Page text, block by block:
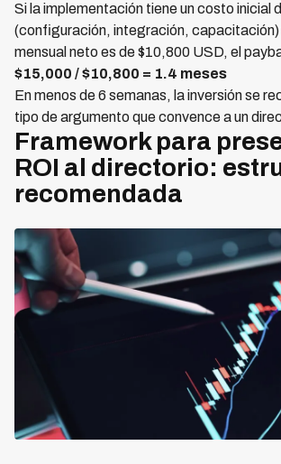
Si la implementación tiene un costo inicial
(configuración, integración, capacitación)
mensual neto es de $10,800 USD, el
$15,000 / $10,800 = 1.4 meses
En menos de 6 semanas, la inversión se
tipo de argumento que convence a un
Framework para
ROI al directorio:
recomendada